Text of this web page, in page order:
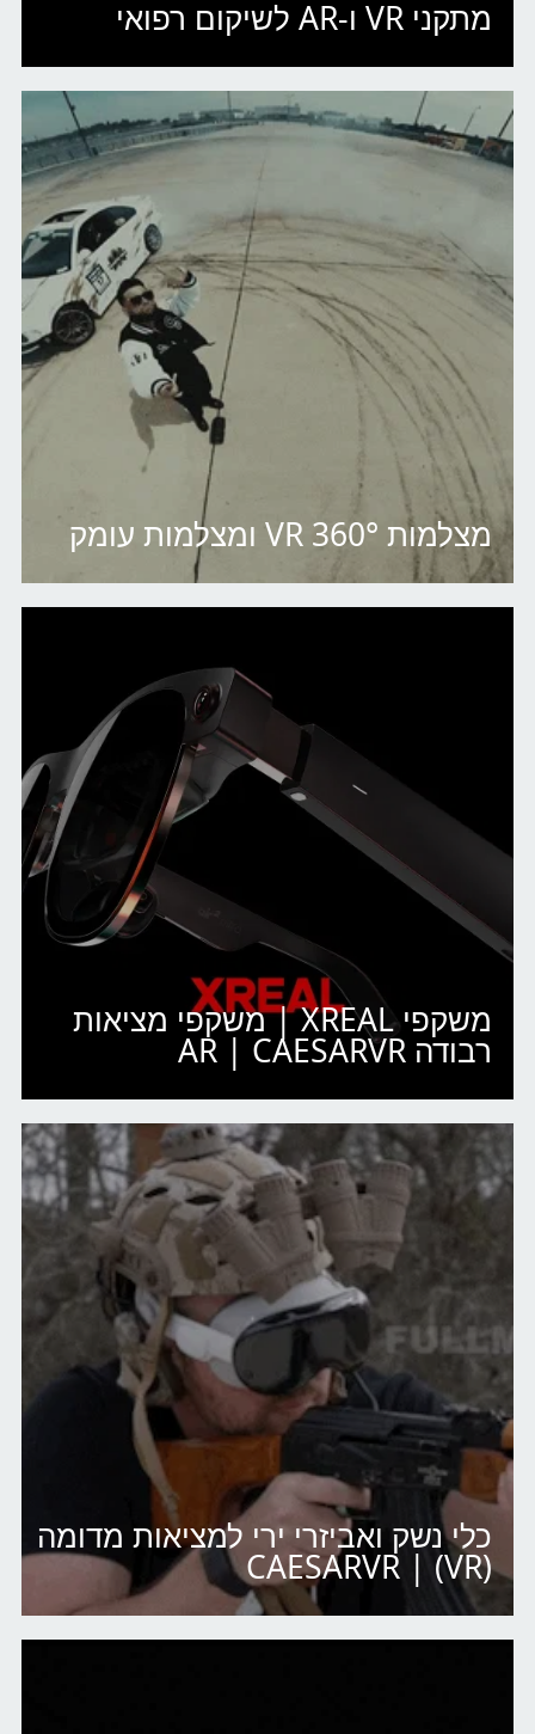
מתקני VR ו-AR לשיקום רפואי
מצלמות 360° VR ומצלמות עומק
משקפי XREAL | משקפי מציאות
רבודה AR | CAESARVR
כלי נשק ואביזרי ירי למציאות מדומה
(VR) | CAESARVR